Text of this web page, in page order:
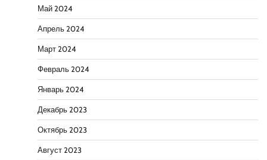
Май 2024
Апрель 2024
Март 2024
Февраль 2024
Январь 2024
Декабрь 2023
Октябрь 2023
Август 2023